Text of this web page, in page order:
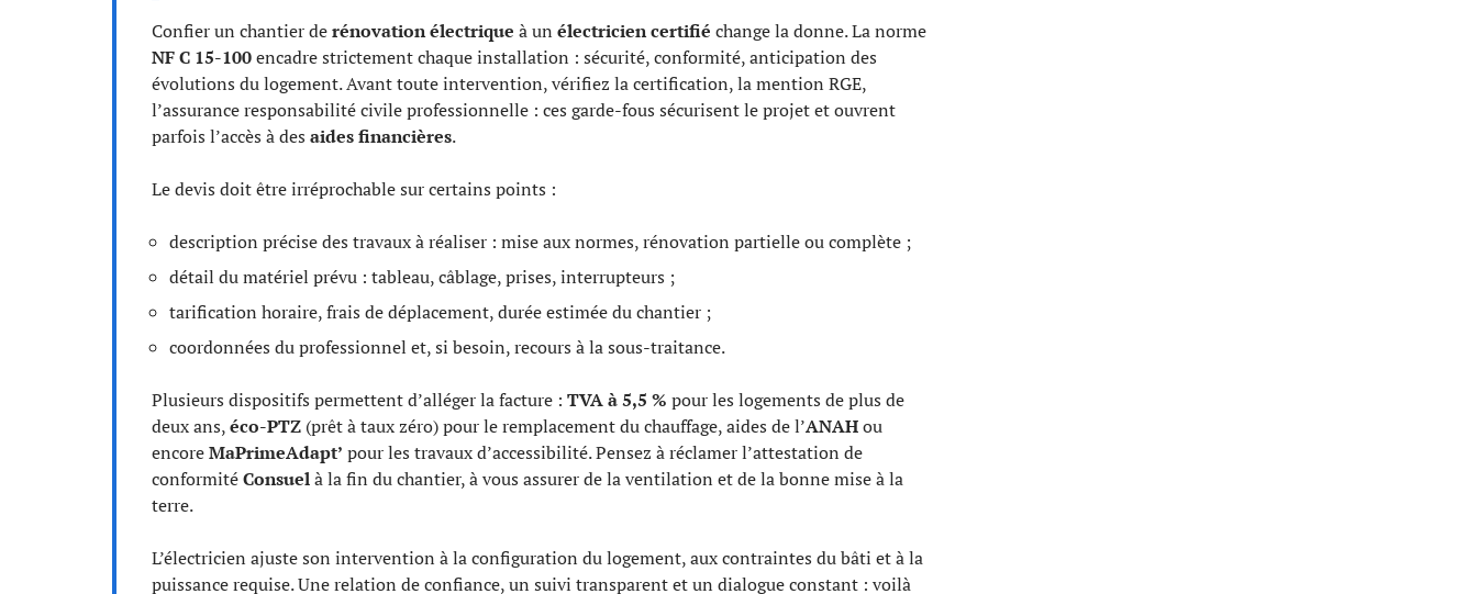
Confier un chantier derénovation électrique à un électricien certifié change la donne. La norme
NF C 15-100encadre strictement chaque installation : sécurité, conformité, anticipation des
évolutions du logement. Avant toute intervention, vérifiez la certification, la mention RGE,
l’assurance responsabilité civile professionnelle : ces garde-fous sécurisent le projet et ouvrent
parfois l’accès à des aides financières.
Le devis doit être irréprochable sur certains points :
description précise des travaux à réaliser : mise aux normes, rénovation partielle ou complète ;
détail du matériel prévu : tableau, câblage, prises, interrupteurs ;
tarification horaire, frais de déplacement, durée estimée du chantier ;
coordonnées du professionnel et, si besoin, recours à la sous-traitance.
Plusieurs dispositifs permettent d’alléger la facture : TVA à 5,5 % pour les logements de plus de
deux ans,éco-PTZ (prêt à taux zéro) pour le remplacement du chauffage, aides de l’ANAHou
encoreMaPrimeAdapt’ pour les travaux d’accessibilité. Pensez à réclamer l’attestation de
conformitéConsuelà la fin du chantier, à vous assurer de la ventilation et de la bonne mise à la
terre.
L’électricien ajuste son intervention à la configuration du logement, aux contraintes du bâti et à la
puissance requise. Une relation de confiance, un suivi transparent et un dialogue constant : voilà